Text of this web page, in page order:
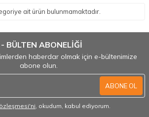
ait ürün bulunmamaktadır.
- BÜLTEN ABONELİĞİ
haberdar olmak için e-bültenimize
abone olun.
ABONE OL
, okudum, kabul ediyorum.